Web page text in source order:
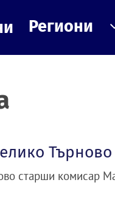
Региони
старши комисар